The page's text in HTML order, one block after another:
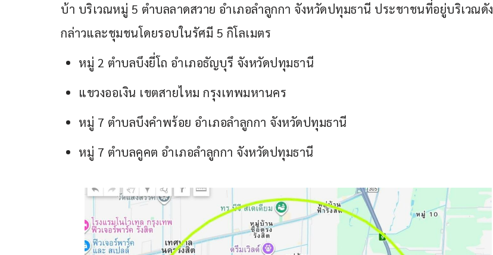
บ้า บริเวณหมู่ 5 ตำบลลาดสวาย อำเภอลำลูกกา จังหวัดปทุมธานี ประชาชนที่อยู่บริเวณดัง
กล่าวและชุมชนโดยรอบในรัศมี 5 กิโลเมตร
หมู่ 2 ตำบลบึงยี่โถ อำเภอธัญบุรี จังหวัดปทุมธานี
แขวงออเงิน เขตสายไหม กรุงเทพมหานคร
หมู่ 7 ตำบลบึงคำพร้อย อำเภอลำลูกกา จังหวัดปทุมธานี
หมู่ 7 ตำบลคูคต อำเภอลำลูกกา จังหวัดปทุมธานี